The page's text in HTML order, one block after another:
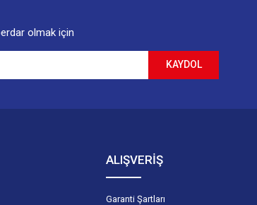
olmak için
KAYDOL
ALIŞVERİŞ
Garanti Şartları